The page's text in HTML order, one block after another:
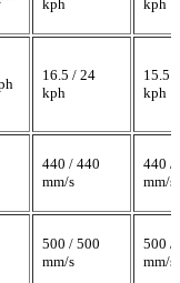
kph
kph
16.5 / 24
kph
15.5
kph
440 / 440
mm/s
440 /
mm/s
500 / 500
mm/s
500 /
mm/s